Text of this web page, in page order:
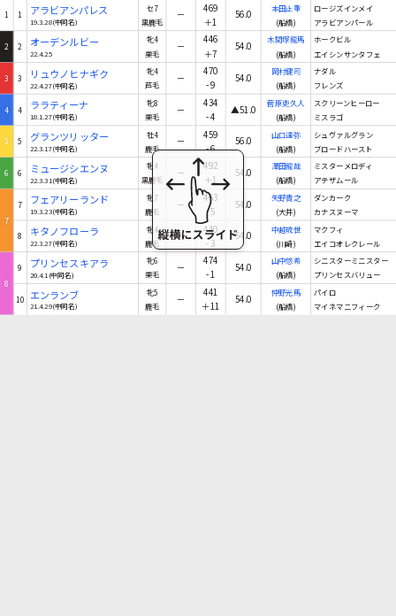
1 1 アラビアンパレス
19.3.28(中同名)
セ7
黒鹿毛
－
469
＋1
56.0
本田正重
(船橋)
ロージズインメイ
アラビアンパール
2 2 オーデンルビー
22.4.25
牝4
栗毛
－
446
＋7
54.0
木間塚龍馬
(船橋)
ホークビル
エイシンサンタフェ
3 3 リュウノヒナギク
22.4.27(中同名)
牝4
芦毛
－
470
-9
54.0
岡村健司
(船橋)
ナダル
フレンズ
4 4 ララティーナ
18.1.27(中同名)
牝8
栗毛
－
434
-4
▲51.0
菅原吏久人
(船橋)
スクリーンヒーロー
ミスラゴ
5 5 グランツリッター
22.3.17(中同名)
牡4
鹿毛
－
459
-6
56.0
山口達弥
(船橋)
シュヴァルグラン
ブロードハースト
6 6 ミュージシエンヌ
22.3.31(中同名)
牝4
黒鹿毛
－
492
＋1
54.0
澤田龍哉
(船橋)
ミスターメロディ
アテザムール
7
7 フェアリーランド
19.3.23(中同名)
牝7
鹿毛
－
463
-5
54.0
矢野貴之
(大井)
ダンカーク
カナスヌーマ
8 キタノフローラ
22.3.27(中同名)
牝4
鹿毛
－
440
-3
54.0
中越琉世
(川崎)
マクフィ
エイコオレクレール
8
9 プリンセスキアラ
20.4.1(中同名)
牝6
栗毛
－
474
-1
54.0
山中悠希
(船橋)
シニスターミニスター
プリンセスバリュー
10 エンランブ
21.4.29(中同名)
牝5
鹿毛
－
441
＋11
54.0
仲野光馬
(船橋)
パイロ
マイネマニフィーク